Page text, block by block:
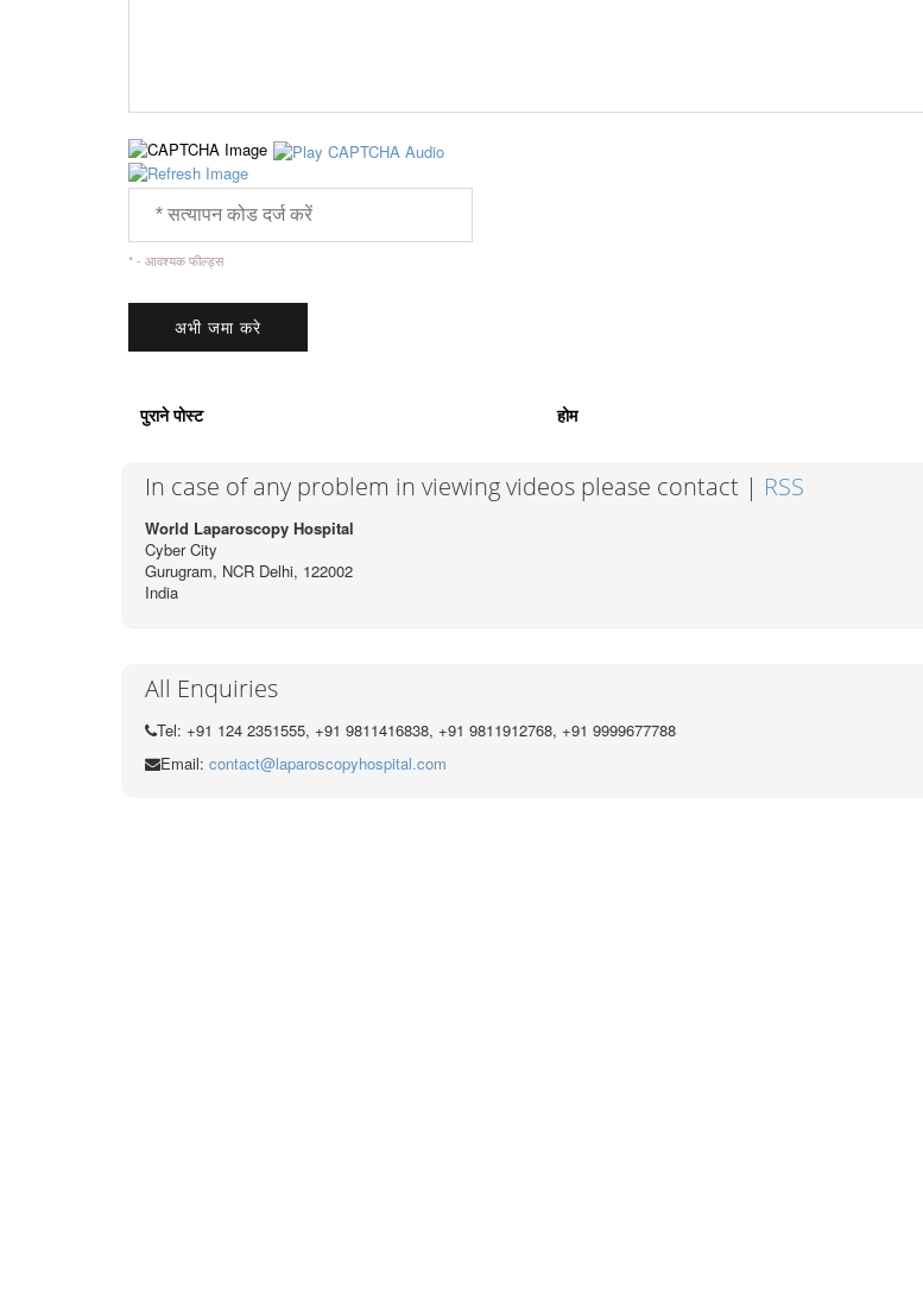
* - आवश्यक फील्ड्स
पुराने पोस्ट होम
In case of any problem in viewing videos please contact | RSS
World Laparoscopy Hospital
Cyber City
Gurugram, NCR Delhi, 122002
India
All Enquiries
Tel: +91 124 2351555, +91 9811416838, +91 9811912768, +91 9999677788
Email: contact@laparoscopyhospital.com